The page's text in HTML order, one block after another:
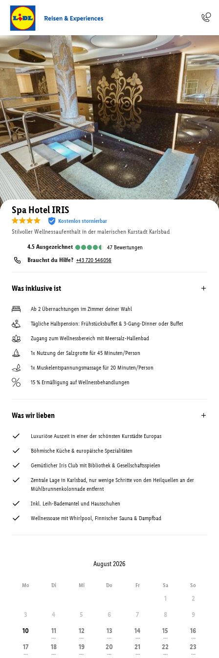
Auf der Karte anzeigen
Spa Hotel IRIS
Kostenlos stornierbar
Stilvoller Wellnessaufenthalt in der malerischen Kurstadt Karlsbad
4.5 ausgezeichnet 47 Bewertungen
Brauchst du Hilfe? +43 720 546056
Was inklusive ist
Ab 2 Übernachtungen im Zimmer deiner Wahl
Tägliche Halbpension: Frühstücksbuffet & 3-Gang-Dinner oder Buffet
Zugang zum Wellnessbereich mit Meersalz-Hallenbad
1x Nutzung der Salzgrotte für 45 Minuten/Person
1x Muskelentspannungsmassage für 20 Minuten/Person
15 % Ermäßigung auf Wellnessbehandlungen
Was wir lieben
Luxuriöse Auszeit in einer der schönsten Kurstädte Europas
Böhmische Küche & europäische Spezialitäten
Gemütlicher Iris Club mit Bibliothek & Gesellschaftsspielen
Zentrale Lage in Karlsbad, nur wenige Schritte von den Heilquellen an der
Mühlbrunnenkolonnade entfernt
Inkl. Leih-Bademantel und Hausschuhen
Wellnessoase mit Whirlpool, Finnischer Sauna & Dampfbad
August 2026
Mo Di Mi Do Fr Sa So
1
2
3
4 5 6 7 8
9
10
11
---
12
---
13
---
14
---
15
---
16
---
17
---
18
---
19
---
20
---
21
---
22
---
23
---